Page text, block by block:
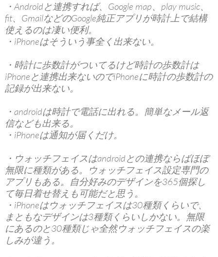
・Androidと連携すれば、Google map、play music、
fit、GmailなどのGoogle純正アプリが時計上で結構
使えるのは凄い便利。
・iPhoneはそういう事全く出来ない。
・時計に歩数計がついてるけど時計の歩数計は
iPhoneと連携出来ないのでiPhoneに時計の歩数計の
記録が出来ない。
・androidは時計で電話に出れる。簡単なメール返
信なども出来る。
・iPhoneは通知が届くだけ。
・ウォッチフェイスはandroidとの連携ならばほぼ
無限に種類がある。ウォッチフェイス設定専門の
アプリもある。自分好みのデザインを365個探し
て毎日着せ替えも可能だと思う。
・iPhoneはウォッチフェイスは30種類くらいで、
まともなデザインは3種類くらいしかない。無限
にあるのと30種類じゃ全然ウォッチフェイスの楽
しみが違う。